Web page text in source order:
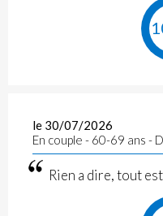
le 30/07/2026
En couple - 60-69 ans
Rien a dire, tout